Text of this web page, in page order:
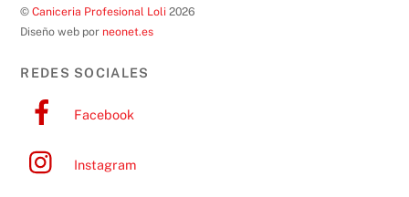
©Caniceria Profesional Loli 2026
Diseño web por neonet.es
REDES SOCIALES
Facebook
Instagram